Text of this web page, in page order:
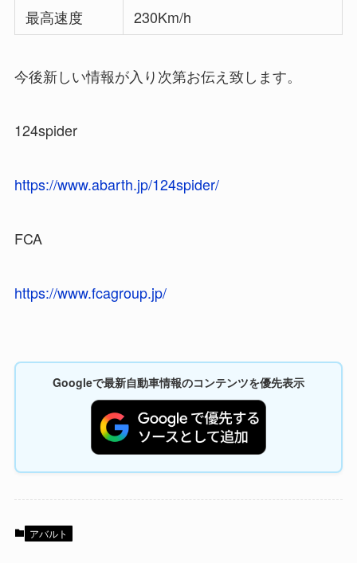
最高速度 230Km/h
今後新しい情報が入り次第お伝え致します。
124spider
https://www.abarth.jp/124spider/
FCA
https://www.fcagroup.jp/
Googleで最新自動車情報のコンテンツを優先表示
アバルト